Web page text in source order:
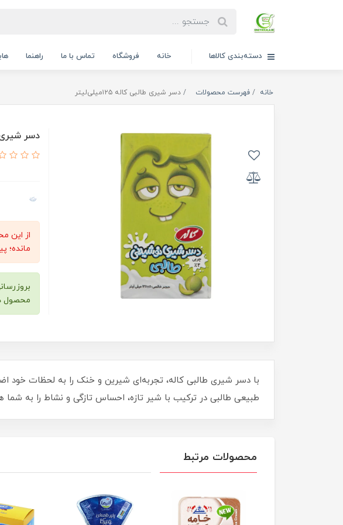
دسته‌بندی کالاها خانه فروشگاه تماس با ما راهنما
خانه فهرست محصولات دسر شیری طالبی کاله ۱۲۵میلی‌لیتر
دسر شیری
مانده؛
محصول
طبیعی طالبی در ترکیب با شیر تازه، احساس تازگی و نشاط را به شما
محصولات مرتبط